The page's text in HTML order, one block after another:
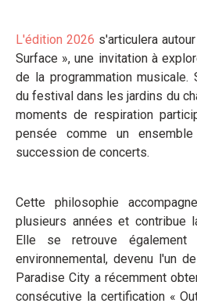
L'édition 2026 s'articulera
Surface », une invitation à
de la programmation musicale.
du festival dans les jardins du
moments de respiration
pensée comme un
succession de concerts.
Cette philosophie
plusieurs années et contribue
Elle se retrouve également
environnemental, devenu l'un
Paradise City a récemment
consécutive la certification «